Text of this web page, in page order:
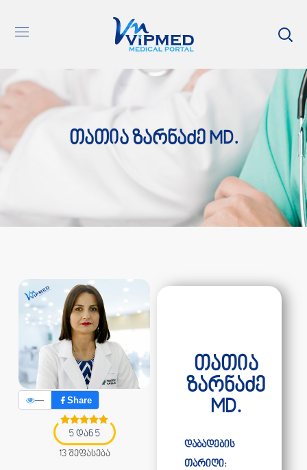
Თათია Ზარნაძე MD.
— Share
5 დან 5
13 შეფასება
თათია
ზარნაძე
MD.
დაბადების
თარიღი: